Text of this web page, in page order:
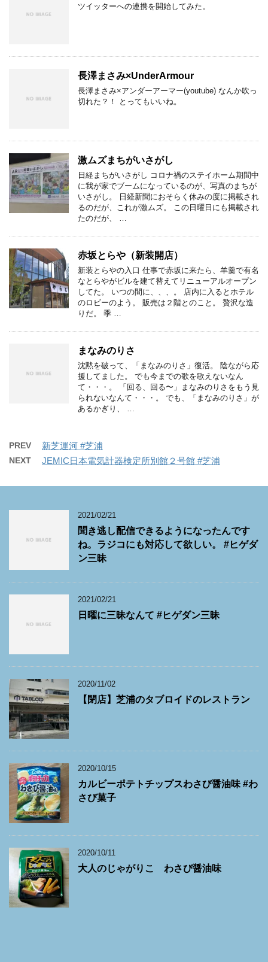
ツイッターへの連携を開始してみた。
長澤まさみ×UnderArmour
長澤まさみ×アンダーアーマー(youtube) なんか吹っ
切れた？！ とってもいいね。
激ムズまちがいさがし
日経まちがいさがし コロナ禍のステイホーム期間中
に我が家でブームになっているのが、写真のまちが
いさがし。 日経新聞におそらく休みの度に掲載され
るのだが、これが激ムズ。 この日曜日にも掲載され
たのだが、 …
赤坂とらや（新装開店）
新装とらやの入口 仕事で赤坂に来たら、羊羹で有名
なとらやがビルを建て替えてリニューアルオープン
してた。 いつの間に、、、。 店内に入るとホテル
のロビーのよう。 販売は２階とのこと。 贅沢な造
りだ。 季 …
まなみのりさ
沈黙を破って、「まなみのりさ」復活。 陰ながら応
援してました。 でも今までの歌を歌えないなん
て・・・。 「回る、回る〜」まなみのりさをもう見
られないなんて・・・。 でも、「まなみのりさ」が
あるかぎり、 …
PREV 新芝運河 #芝浦
NEXT JEMIC日本電気計器検定所別館２号館 #芝浦
2021/02/21
聞き逃し配信できるようになったんです
ね。ラジコにも対応して欲しい。 #ヒゲダ
ン三昧
2021/02/21
日曜に三昧なんて #ヒゲダン三昧
2020/11/02
【閉店】芝浦のタブロイドのレストラン
2020/10/15
カルビーポテトチップスわさび醤油味 #わ
さび菓子
2020/10/11
大人のじゃがりこ わさび醤油味